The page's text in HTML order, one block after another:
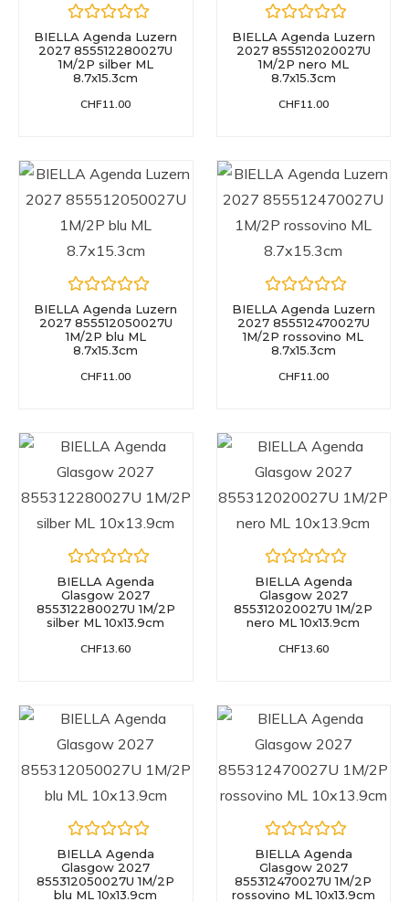
BIELLA Agenda Luzern
2027 855512280027U
1M/2P silber ML
8.7x15.3cm
CHF11.00
BIELLA Agenda Luzern
2027 855512020027U
1M/2P nero ML
8.7x15.3cm
CHF11.00
BIELLA Agenda Luzern
2027 855512050027U
1M/2P blu ML
8.7x15.3cm
CHF11.00
BIELLA Agenda Luzern
2027 855512470027U
1M/2P rossovino ML
8.7x15.3cm
CHF11.00
BIELLA Agenda
Glasgow 2027
855312280027U 1M/2P
silber ML 10x13.9cm
CHF13.60
BIELLA Agenda
Glasgow 2027
855312020027U 1M/2P
nero ML 10x13.9cm
CHF13.60
BIELLA Agenda
Glasgow 2027
855312050027U 1M/2P
blu ML 10x13.9cm
BIELLA Agenda
Glasgow 2027
855312470027U 1M/2P
rossovino ML 10x13.9cm